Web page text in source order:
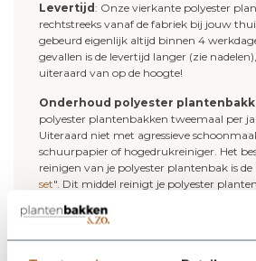
Levertijd : Onze vierkante polyester
rechtstreeks vanaf de fabriek bij jouw
gebeurd eigenlijk altijd binnen 4
gevallen is de levertijd langer (zie
uiteraard van op de hoogte!
Onderhoud polyester
polyester plantenbakken tweemaal per
Uiteraard niet met agressieve
schuurpapier of hogedrukreiniger. Het
reinigen van je polyester plantenbak is de
set". Dit middel reinigt je polyester